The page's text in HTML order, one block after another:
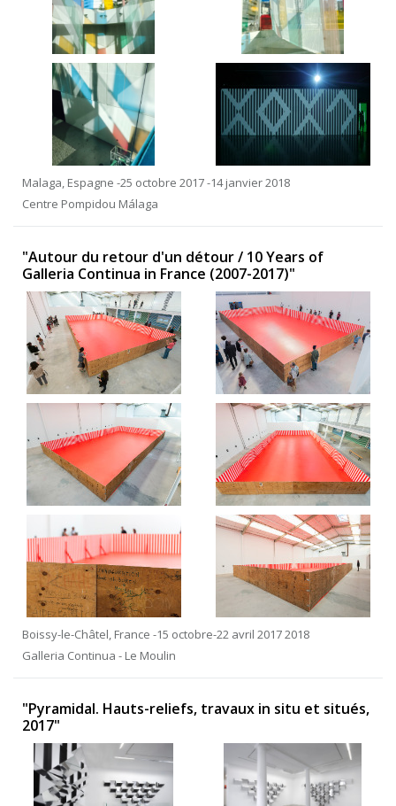
Malaga, Espagne -25 octobre 2017 -14 janvier 2018
Centre Pompidou Málaga
"Autour du retour d'un détour / 10 Years of
Galleria Continua in France (2007-2017)"
Boissy-le-Châtel, France -15 octobre-22 avril 2017 2018
Galleria Continua - Le Moulin
"Pyramidal. Hauts-reliefs, travaux in situ et situés,
2017"